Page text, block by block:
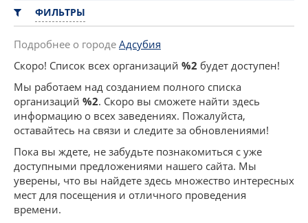
ПЛЯЖИ
ДОСТОПРИМЕЧАТЕЛЬНОСТИ
КЕМПИНГ
КОМАРКИ (РАЙОНЫ)
РЕЦЕПТЫ
ПРЕДЛОЖЕНИЯ
СТАТЬИ
УСЛУГИ
ФИЛЬТРЫ
Подробнее о городе Адсубия
Скоро! Список всех организаций %2 будет доступен!
Мы работаем над созданием полного списка
организаций %2. Скоро вы сможете найти здесь
информацию о всех заведениях. Пожалуйста,
оставайтесь на связи и следите за обновлениями!
Пока вы ждете, не забудьте познакомиться с уже
доступными предложениями нашего сайта. Мы
уверены, что вы найдете здесь множество интересных
мест для посещения и отличного проведения
времени.